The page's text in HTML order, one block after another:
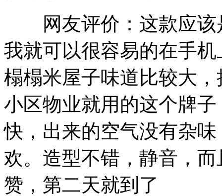
网友评价：这款应该
我就可以很容易的在手
榻榻米屋子味道比较大
小区物业就用的这个牌
快，出来的空气没有杂
欢。造型不错，静音，
赞，第二天就到了